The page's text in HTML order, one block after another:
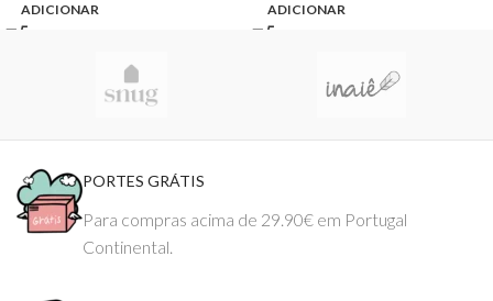
ADICIONAR ADICIONAR
PORTES GRÁTIS
Para compras acima de 29.90€ em Portugal
Continental.